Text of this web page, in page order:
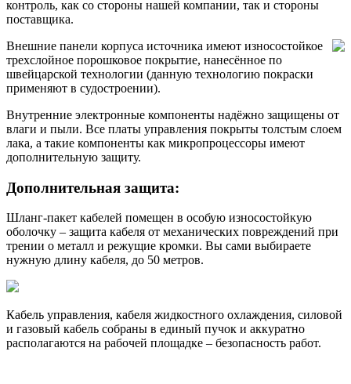
контроль, как со стороны нашей компании, так и стороны
поставщика.
Внешние панели корпуса источника имеют износостойкое
трехслойное порошковое покрытие, нанесённое по
швейцарской технологии (данную технологию покраски
применяют в судостроении).
Внутренние электронные компоненты надёжно защищены от
влаги и пыли. Все платы управления покрыты толстым слоем
лака, а такие компоненты как микропроцессоры имеют
дополнительную защиту.
Дополнительная защита:
Шланг-пакет кабелей помещен в особую износостойкую
оболочку – защита кабеля от механических повреждений при
трении о металл и режущие кромки. Вы сами выбираете
нужную длину кабеля, до 50 метров.
Кабель управления, кабеля жидкостного охлаждения, силовой
и газовый кабель собраны в единый пучок и аккуратно
располагаются на рабочей площадке – безопасность работ.